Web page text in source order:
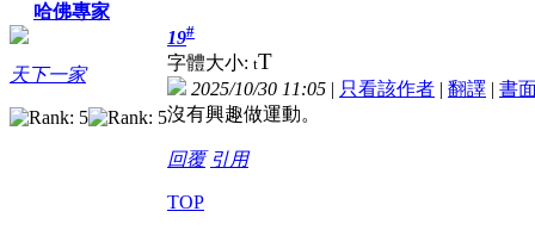
哈佛專家
天下一家
19#
字體大小: tT
2025/10/30 11:05 | 只看該作者 | 翻譯 | 書
沒有興趣做運動。
回覆 引用
TOP